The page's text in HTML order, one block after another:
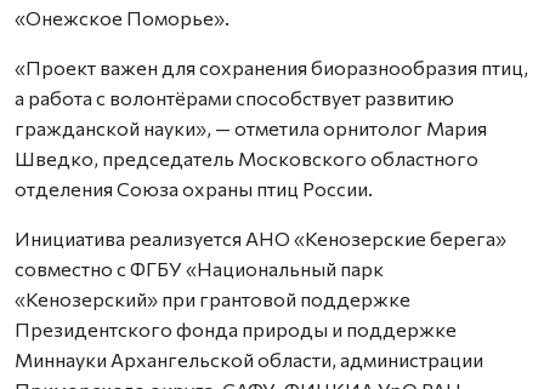
«Онежское Поморье».
«Проект важен для сохранения биоразнообразия птиц,
а работа с волонтёрами способствует развитию
гражданской науки», — отметила орнитолог Мария
Шведко, председатель Московского областного
отделения Союза охраны птиц России.
Инициатива реализуется АНО «Кенозерские берега»
совместно с ФГБУ «Национальный парк
«Кенозерский» при грантовой поддержке
Президентского фонда природы и поддержке
Миннауки Архангельской области, администрации